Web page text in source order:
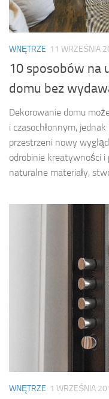
WNĘTRZE 11 WRZEŚNIA
10 sposobów na
domu bez
Dekorowanie domu
i czasochłonnym,
przestrzeni nowy
odrobinie kreatywności
naturalne materiały,
WNĘTRZE 1 WRZEŚNIA